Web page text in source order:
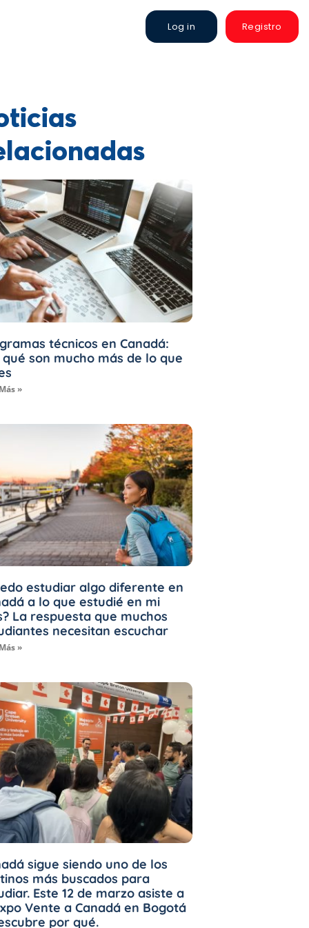
Log in Registro
técnicos en Canadá:
son mucho más de lo que
»
estudiar algo diferente en
a lo que estudié en mi
La respuesta que muchos
necesitan escuchar
»
sigue siendo uno de los
más buscados para
Este 12 de marzo asiste a
Vente a Canadá en Bogotá
por qué.